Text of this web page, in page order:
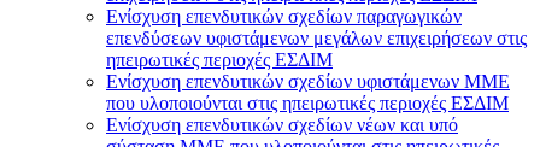
Ενίσχυση επενδυτικών σχεδίων παραγωγικών
επενδύσεων υφιστάμενων μεγάλων επιχειρήσεων στις
ηπειρωτικές περιοχές ΕΣΔΙΜ
Ενίσχυση επενδυτικών σχεδίων υφιστάμενων ΜΜΕ
που υλοποιούνται στις ηπειρωτικές περιοχές ΕΣΔΙΜ
Ενίσχυση επενδυτικών σχεδίων νέων και υπό